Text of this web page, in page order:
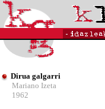
Dirua galgarri
Mariano Izeta
1962